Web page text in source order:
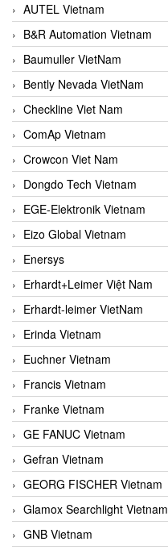
AUTEL Vietnam
B&R Automation Vietnam
Baumuller VietNam
Bently Nevada VietNam
Checkline Viet Nam
ComAp Vietnam
Crowcon Viet Nam
Dongdo Tech Vietnam
EGE-Elektronik Vietnam
Eizo Global Vietnam
Enersys
Erhardt+Leimer Việt Nam
Erhardt-leimer VietNam
Erinda Vietnam
Euchner Vietnam
Francis Vietnam
Franke Vietnam
GE FANUC Vietnam
Gefran Vietnam
GEORG FISCHER Vietnam
Glamox Searchlight Vietnam
GNB Vietnam